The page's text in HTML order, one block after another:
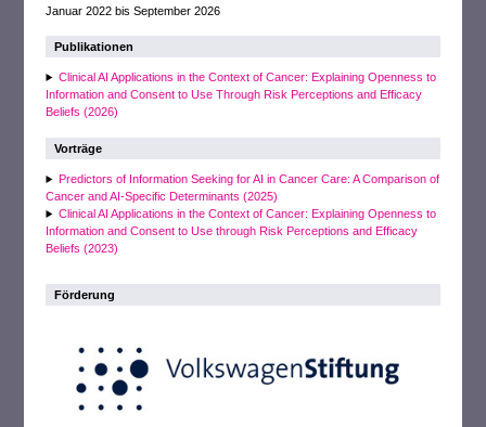
Januar 2022 bis September 2026
Publikationen
Clinical AI Applications in the Context of Cancer: Explaining Openness to
Information and Consent to Use Through Risk Perceptions and Efficacy
Beliefs (2026)
Vorträge
Predictors of Information Seeking for AI in Cancer Care: A Comparison of
Cancer and AI-Specific Determinants (2025)
Clinical AI Applications in the Context of Cancer: Explaining Openness to
Information and Consent to Use through Risk Perceptions and Efficacy
Beliefs (2023)
Förderung